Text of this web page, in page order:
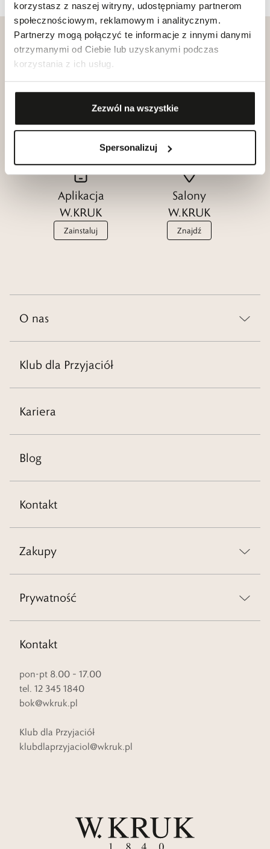
korzystasz z naszej witryny, udostępniamy partnerom
społecznościowym, reklamowym i analitycznym.
Partnerzy mogą połączyć te informacje z innymi danymi
otrzymanymi od Ciebie lub uzyskanymi podczas
korzystania z ich usług.
Zezwól na wszystkie
Spersonalizuj
Klub dla
Przyjaciół
Katalogi
W.KRUK
Zobacz
Aplikacja
W.KRUK
Zainstaluj
Salony
W.KRUK
Znajdź
O nas
Klub dla Przyjaciół
Kariera
Blog
Kontakt
Zakupy
Prywatność
Kontakt
pon-pt 8.00 – 17.00
tel. 12 345 1840
bok@wkruk.pl
Klub dla Przyjaciół
klubdlaprzyjaciol@wkruk.pl